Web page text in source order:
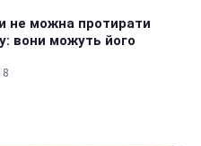
не можна протирати
вони можуть його